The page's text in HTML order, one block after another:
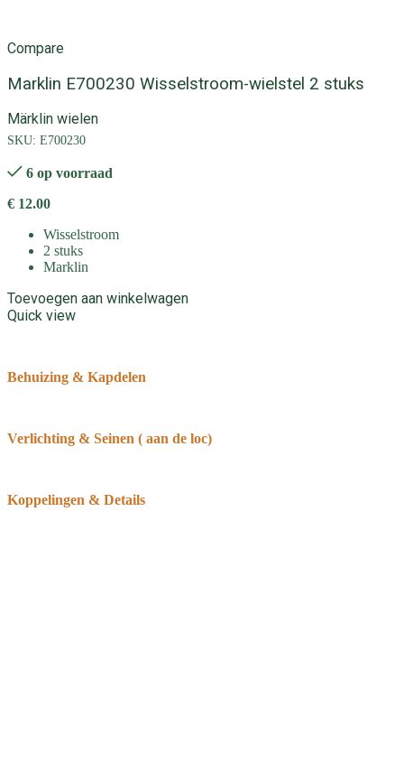
Compare
Marklin E700230 Wisselstroom-wielstel 2 stuks
Märklin wielen
SKU: E700230
6 op voorraad
€ 12.00
Wisselstroom
2 stuks
Marklin
Toevoegen aan winkelwagen
Quick view
Behuizing & Kapdelen
Verlichting & Seinen ( aan de loc)
Koppelingen & Details